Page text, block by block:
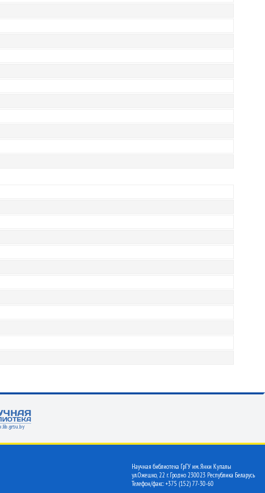
Научная библиотека ГрГУ им. Янки Купалы
ул.Ожешко, 22 г. Гродно 230023 Республика Беларусь
Телефон/факс: +375 (152) 77-30-60